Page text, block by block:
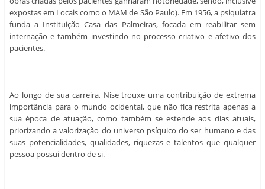
expostas em Locais como o MAM de São Paulo). Em 1956, a psiquiatra
funda a Instituição Casa das Palmeiras, focada em reabilitar sem
internação e também investindo no processo criativo e afetivo dos
pacientes.
Ao longo de sua carreira, Nise trouxe uma contribuição de extrema
importância para o mundo ocidental, que não fica restrita apenas a
sua época de atuação, como também se estende aos dias atuais,
priorizando a valorização do universo psíquico do ser humano e das
suas potencialidades, qualidades, riquezas e talentos que qualquer
pessoa possui dentro de si.